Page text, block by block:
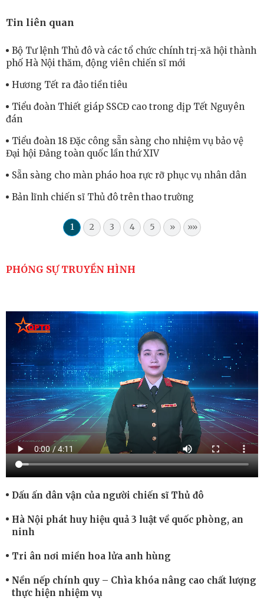
Tin liên quan
Bộ Tư lệnh Thủ đô và các tổ chức chính trị-xã hội thành
phố Hà Nội thăm, động viên chiến sĩ mới
Hương Tết ra đảo tiền tiêu
Tiểu đoàn Thiết giáp SSCĐ cao trong dịp Tết Nguyên
đán
Tiểu đoàn 18 Đặc công sẵn sàng cho nhiệm vụ bảo vệ
Đại hội Đảng toàn quốc lần thứ XIV
Sẵn sàng cho màn pháo hoa rực rỡ phục vụ nhân dân
Bản lĩnh chiến sĩ Thủ đô trên thao trường
1 2 3 4 5 » »»
PHÓNG SỰ TRUYỀN HÌNH
Dấu ấn dân vận của người chiến sĩ Thủ đô
Hà Nội phát huy hiệu quả 3 luật về quốc phòng, an
ninh
Tri ân nơi miền hoa lửa anh hùng
Nền nếp chính quy – Chìa khóa nâng cao chất lượng
thực hiện nhiệm vụ